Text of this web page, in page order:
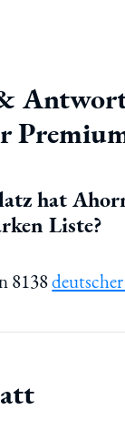
hat
Liste?
8138